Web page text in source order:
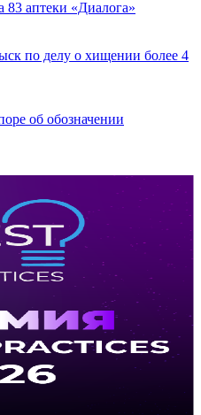
83 аптеки «Диалога»
по делу о хищении более 4
об обозначении